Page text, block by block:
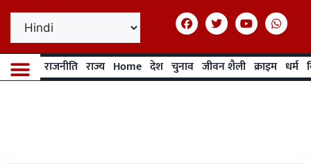
राजनीति राज्य Home देश चुनाव जीवन शैली क्राइम धर्म